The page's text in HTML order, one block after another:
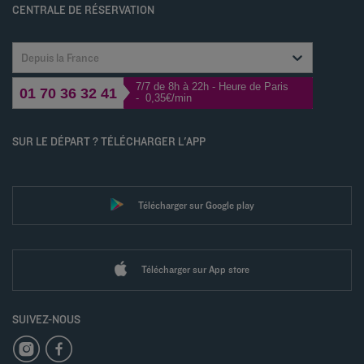
CENTRALE DE RÉSERVATION
Depuis la France
01 70 36 32 41
7/7 de 8h à 22h - Heure de Paris
- 0,35€/min
SUR LE DÉPART ? TÉLÉCHARGER L'APP
Télécharger sur Google play
Télécharger sur App store
SUIVEZ-NOUS